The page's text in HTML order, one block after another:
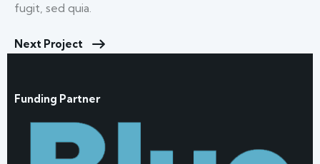
fugit, sed quia.
Next Project
Funding Partner